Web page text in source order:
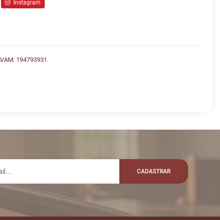
Instagram
194793931.
VALOR
R$ 4.200,00
CADASTRAR